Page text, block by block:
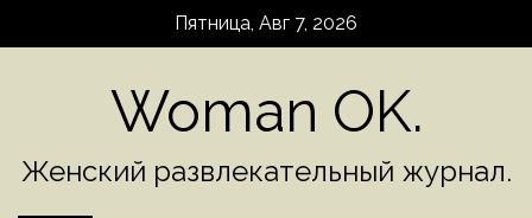
Пятница, Авг 7, 2026
Woman OK.
Женский развлекательный журнал.